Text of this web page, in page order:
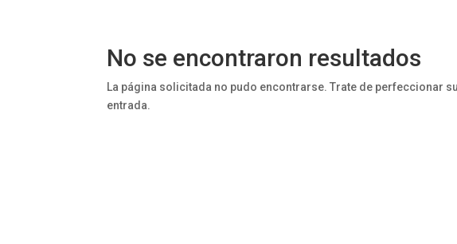
No se encontraron resultados
La página solicitada no pudo encontrarse. Trate de perfeccionar
entrada.